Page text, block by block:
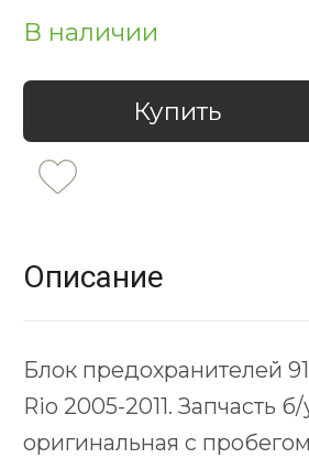
В наличии
Купить
Описание
Блок предохранителей
Rio 2005-2011. Запчасть б/
оригинальная с